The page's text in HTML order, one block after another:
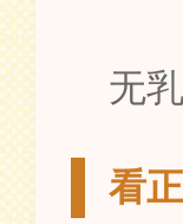
无
看